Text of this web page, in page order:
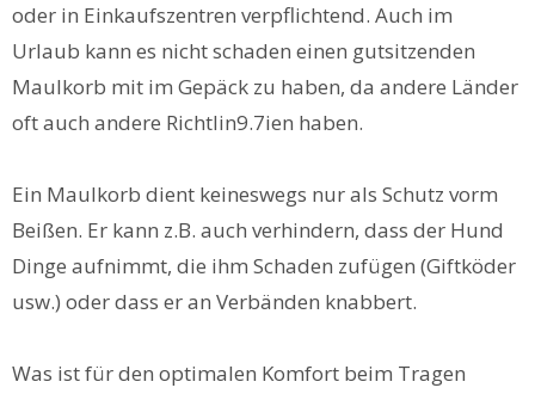
oder in Einkaufszentren verpflichtend. Auch im
Urlaub kann es nicht schaden einen gutsitzenden
Maulkorb mit im Gepäck zu haben, da andere Länder
oft auch andere Richtlin9.7ien haben.
Ein Maulkorb dient keineswegs nur als Schutz vorm
Beißen. Er kann z.B. auch verhindern, dass der Hund
Dinge aufnimmt, die ihm Schaden zufügen (Giftköder
usw.) oder dass er an Verbänden knabbert.
Was ist für den optimalen Komfort beim Tragen